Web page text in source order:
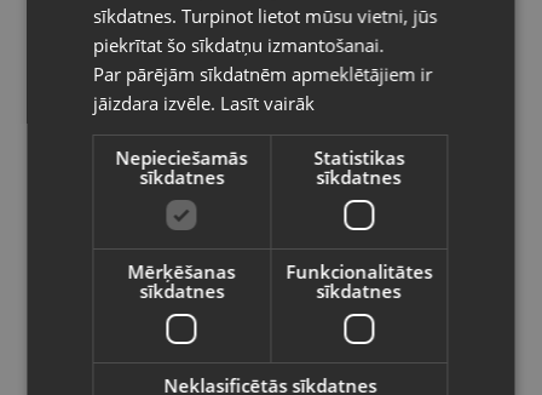
14.00€
CBS Ollin Dynamic Arm Without Desk
Pasūtījumi tiks piegādāti uz
izvēlēto valsti
Vietnes saturs būs attēlots izvēlētajā
valodā
Valsts
Latviešu / Latvian
sīkdatnes. Turpinot lietot mūsu vietni, jūs
piekrītat šo sīkdatņu izmantošanai.
Par pārējām sīkdatnēm apmeklētājiem ir
jāizdara izvēle. Lasīt vairāk
Nepieciešamās
sīkdatnes
Statistikas
sīkdatnes
Mērķēšanas
sīkdatnes
Funkcionalitātes
sīkdatnes
Neklasificētās sīkdatnes